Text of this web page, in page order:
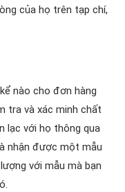
của họ trên tạp chí,
nào cho đơn hàng
tra và xác minh chất
lạc với họ thông qua
nhận được một mẫu
với mẫu mà bạn